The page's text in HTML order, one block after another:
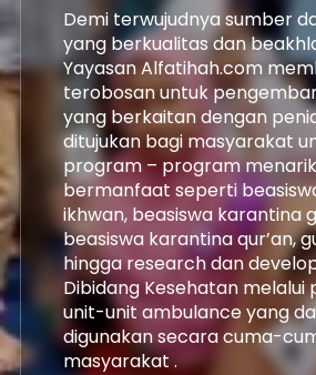
Demi terwujudnya sumber
yang berkualitas dan
Yayasan Alfatihah.com
terobosan untuk
yang berkaitan dengan
ditujukan bagi masyarakat
program – program
bermanfaat seperti
ikhwan, beasiswa karantina
beasiswa karantina qur’an,
hingga research dan
Dibidang Kesehatan melalui
unit-unit ambulance yang
digunakan secara cuma-
masyarakat .